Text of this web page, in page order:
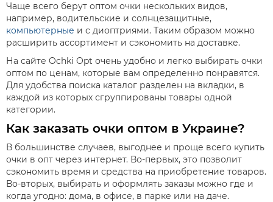
Чаще всего берут оптом очки нескольких видов,
например, водительские и солнцезащитные,
компьютерные и с диоптриями. Таким образом можно
расширить ассортимент и сэкономить на доставке.
На сайте Ochki Opt очень удобно и легко выбирать очки
оптом по ценам, которые вам определенно понравятся.
Для удобства поиска каталог разделен на вкладки, в
каждой из которых сгруппированы товары одной
категории.
Как заказать очки оптом в Украине?
В большинстве случаев, выгоднее и проще всего купить
очки в опт через интернет. Во-первых, это позволит
сэкономить время и средства на приобретение товаров.
Во-вторых, выбирать и оформлять заказы можно где и
когда угодно: дома, в офисе, в парке или на даче.